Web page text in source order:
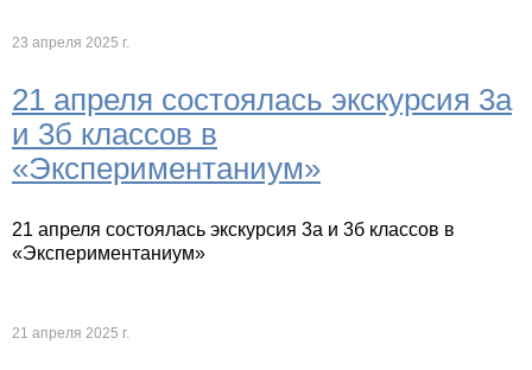
23 апреля 2025 г.
21 апреля состоялась экскурсия 3а
и 3б классов в
«Экспериментаниум»
21 апреля состоялась экскурсия 3а и 3б классов в
«Экспериментаниум»
21 апреля 2025 г.